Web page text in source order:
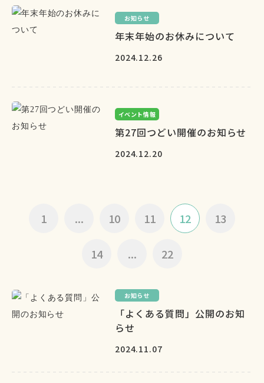
お知らせ
年末年始のお休みについて
2024.12.26
イベント情報
第27回つどい開催のお知らせ
2024.12.20
1 ... 10 11 12 13
14 ... 22
お知らせ
「よくある質問」公開のお知
らせ
2024.11.07